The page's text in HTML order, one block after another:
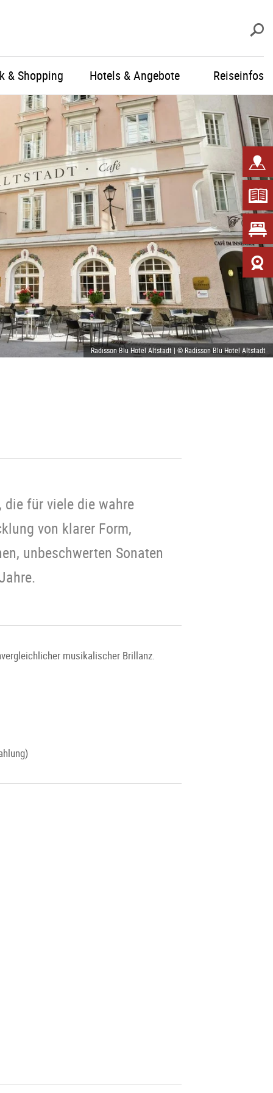
& Shopping Hotels & Angebote Reiseinfos
Radisson Blu Hotel Altstadt | © Radisson Blu Hotel Altstadt
die für viele die wahre
von klarer Form,
unbeschwerten Sonaten
musikalischer Brillanz.